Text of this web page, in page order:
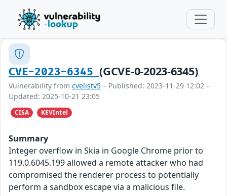
CVE-2023-6345(GCVE-0-2023-6345)
Vulnerability from cvelistv5 – Published: 2023-11-29 12:02 –
Updated: 2025-10-21 23:05
CISA KEVIntel
Summary
Integer overflow in Skia in Google Chrome prior to
119.0.6045.199 allowed a remote attacker who had
compromised the renderer process to potentially
perform a sandbox escape via a malicious file.